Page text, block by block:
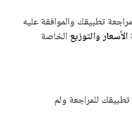
تطبيقك والموافقة عليه
الأسعار والتوزيع الخاصة
للمراجعة ولم